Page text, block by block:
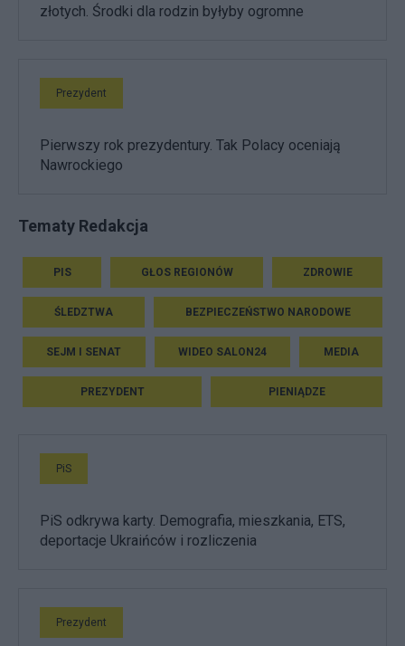
złotych. Środki dla rodzin byłyby ogromne
Prezydent
Pierwszy rok prezydentury. Tak Polacy oceniają
Nawrockiego
Tematy Redakcja
PIS GŁOS REGIONÓW ZDROWIE
ŚLEDZTWA BEZPIECZEŃSTWO NARODOWE
SEJM I SENAT WIDEO SALON24 MEDIA
PREZYDENT PIENIĄDZE
PiS
PiS odkrywa karty. Demografia, mieszkania, ETS,
deportacje Ukraińców i rozliczenia
Prezydent